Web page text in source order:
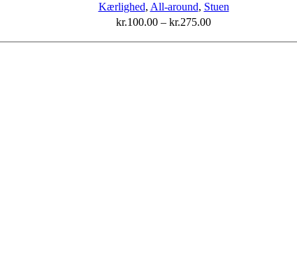
varianter.
Mulighederne
kan
Kærlighed, All-around, Stuen
kr.100.00 – kr.275.00